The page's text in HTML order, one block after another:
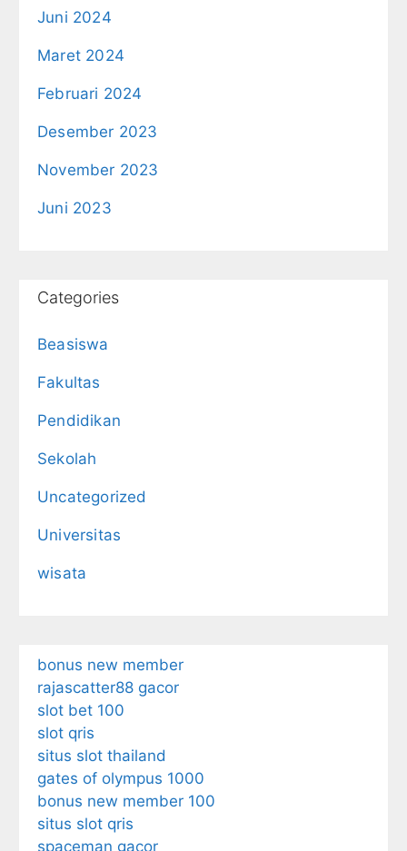
Juni 2024
Maret 2024
Februari 2024
Desember 2023
November 2023
Juni 2023
Categories
Beasiswa
Fakultas
Pendidikan
Sekolah
Uncategorized
Universitas
wisata
bonus new member
rajascatter88 gacor
slot bet 100
slot qris
situs slot thailand
gates of olympus 1000
bonus new member 100
situs slot qris
spaceman gacor